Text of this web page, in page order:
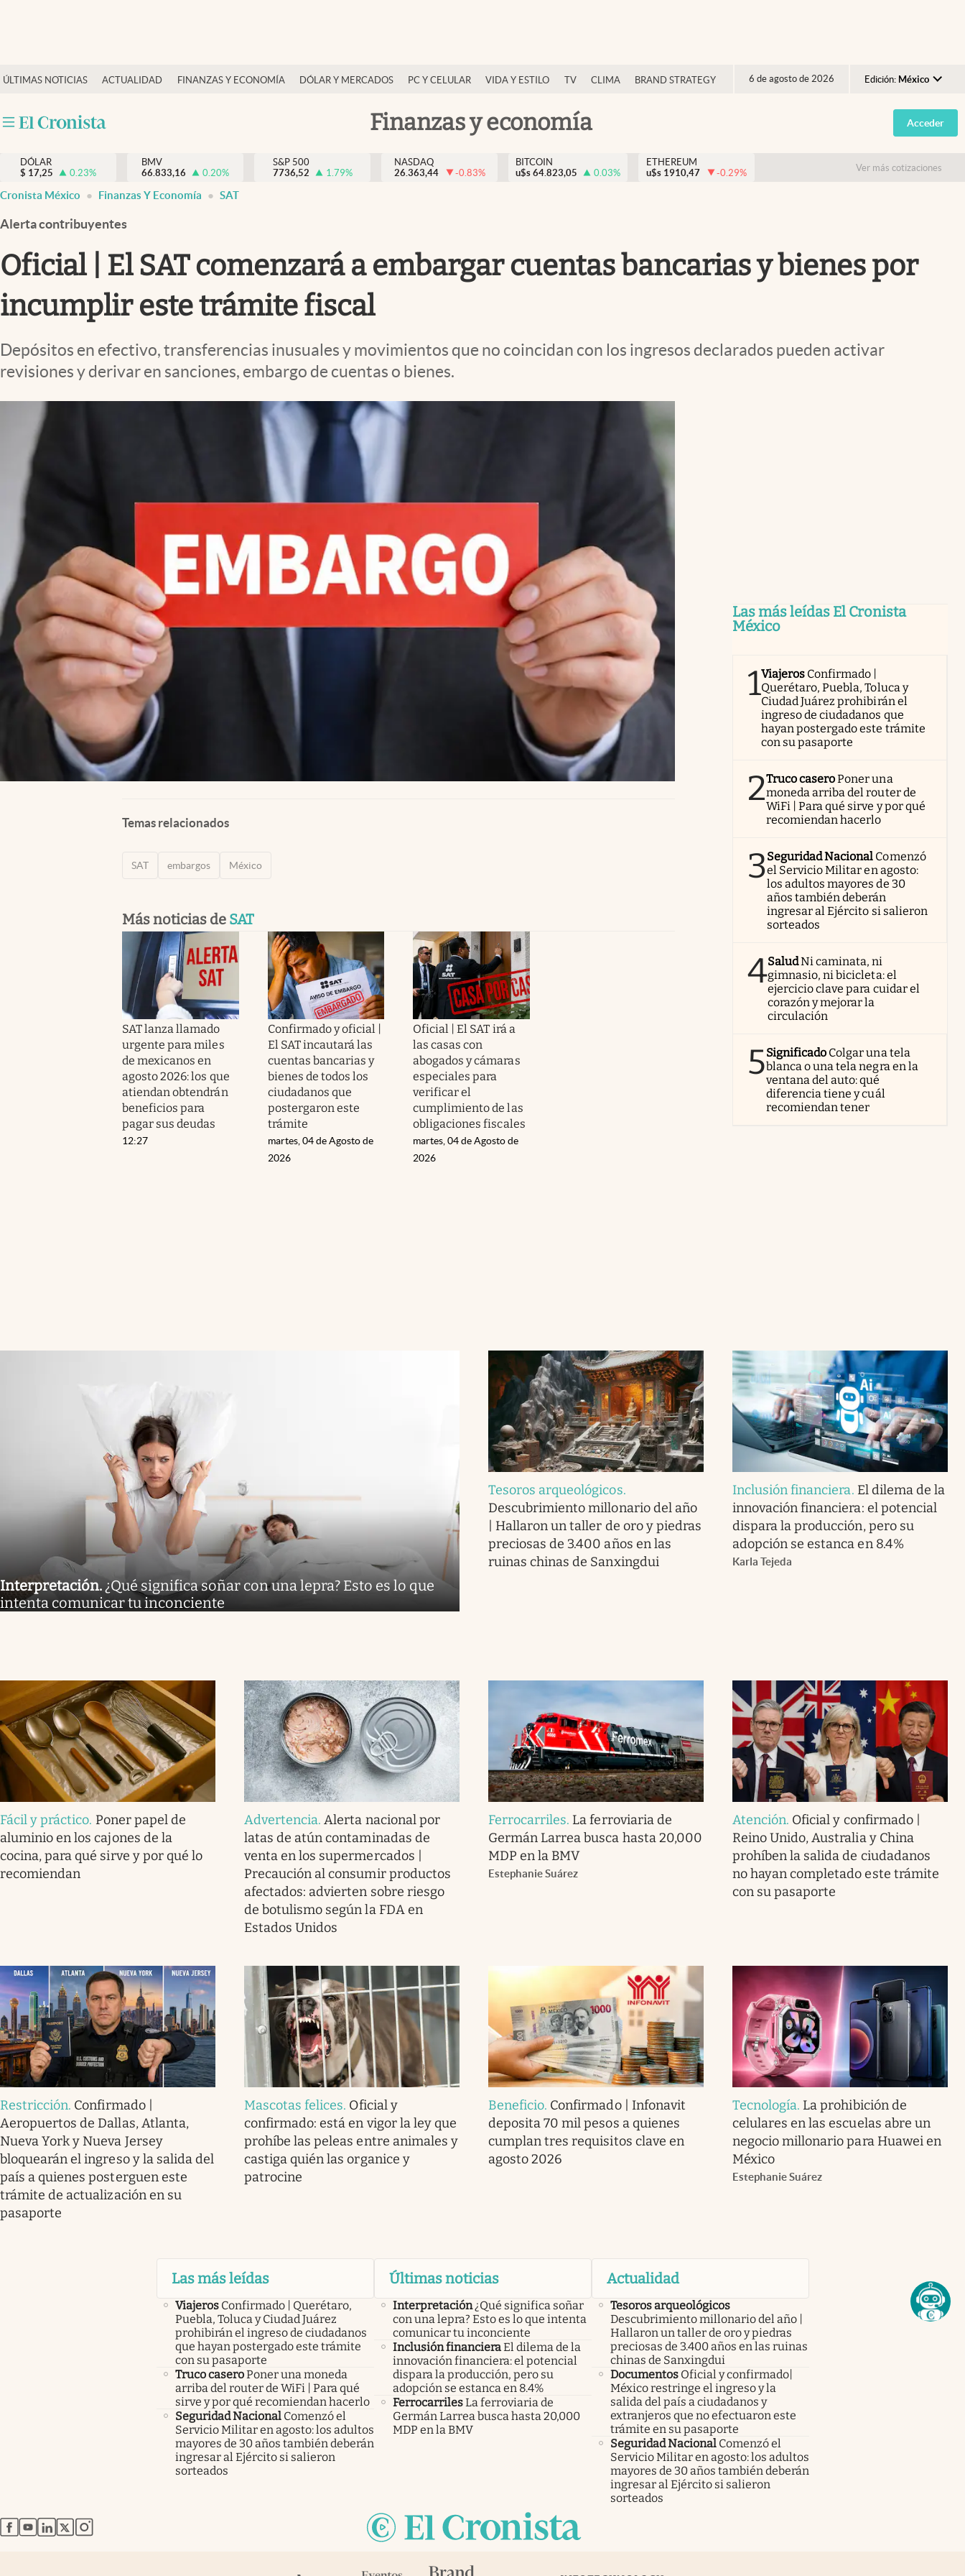
ÚLTIMAS NOTICIAS ACTUALIDAD FINANZAS Y ECONOMÍA DÓLAR Y MERCADOS PC Y CELULAR VIDA Y ESTILO TV CLIMA BRAND STRATEGY 6 de agosto de 2026 Edición: México
Argentina
España
USA
Finanzas y economía
Actualidad
Internacionales
Opinión
Brand Strategy
Vida y estilo
Tv
Espiritualidad
Acceder
DÓLAR
$ 17,25 0.23%
BMV
66.833,16
0.20%
S&P 500
7736,52
1.79%
NASDAQ
26.363,44
-0.83%
BITCOIN
u$s 64.823,05 0.03%
ETHEREUM
u$s 1910,47 -0.29% Ver más cotizaciones
Cronista México Finanzas Y Economía SAT
Alerta contribuyentes
Oficial | El SAT comenzará a embargar cuentas bancarias y bienes por
incumplir este trámite fiscal
Depósitos en efectivo, transferencias inusuales y movimientos que no coincidan con los ingresos declarados pueden activar
revisiones y derivar en sanciones, embargo de cuentas o bienes.
Temas relacionados
SAT embargos México
Más noticias de SAT
SAT lanza llamado
urgente para miles
de mexicanos en
agosto 2026: los que
atiendan obtendrán
beneficios para
pagar sus deudas
12:27
Confirmado y oficial |
El SAT incautará las
cuentas bancarias y
bienes de todos los
ciudadanos que
postergaron este
trámite
martes, 04 de Agosto de
2026
Oficial | El SAT irá a
las casas con
abogados y cámaras
especiales para
verificar el
cumplimiento de las
obligaciones fiscales
martes, 04 de Agosto de
2026
Las más leídas El Cronista
México
1Viajeros Confirmado |
Querétaro, Puebla, Toluca y
Ciudad Juárez prohibirán el
ingreso de ciudadanos que
hayan postergado este trámite
con su pasaporte
2Truco caseroPoner una
moneda arriba del router de
WiFi | Para qué sirve y por qué
recomiendan hacerlo
3Seguridad Nacional Comenzó
el Servicio Militar en agosto:
los adultos mayores de 30
años también deberán
ingresar al Ejército si salieron
sorteados
4SaludNi caminata, ni
gimnasio, ni bicicleta: el
ejercicio clave para cuidar el
corazón y mejorar la
circulación
5Significado Colgar una tela
blanca o una tela negra en la
ventana del auto: qué
diferencia tiene y cuál
recomiendan tener
Interpretación. ¿Qué significa soñar con una lepra? Esto es lo que
intenta comunicar tu inconciente
Tesoros arqueológicos.
Descubrimiento millonario del año
| Hallaron un taller de oro y piedras
preciosas de 3.400 años en las
ruinas chinas de Sanxingdui
Inclusión financiera. El dilema de la
innovación financiera: el potencial
dispara la producción, pero su
adopción se estanca en 8.4%
Karla Tejeda
Fácil y práctico. Poner papel de
aluminio en los cajones de la
cocina, para qué sirve y por qué lo
recomiendan
Advertencia.Alerta nacional por
latas de atún contaminadas de
venta en los supermercados |
Precaución al consumir productos
afectados: advierten sobre riesgo
de botulismo según la FDA en
Estados Unidos
Ferrocarriles. La ferroviaria de
Germán Larrea busca hasta 20,000
MDP en la BMV
Estephanie Suárez
Atención. Oficial y confirmado |
Reino Unido, Australia y China
prohíben la salida de ciudadanos
no hayan completado este trámite
con su pasaporte
Restricción. Confirmado |
Aeropuertos de Dallas, Atlanta,
Nueva York y Nueva Jersey
bloquearán el ingreso y la salida del
país a quienes posterguen este
trámite de actualización en su
pasaporte
Mascotas felices. Oficial y
confirmado: está en vigor la ley que
prohíbe las peleas entre animales y
castiga quién las organice y
patrocine
Beneficio. Confirmado | Infonavit
deposita 70 mil pesos a quienes
cumplan tres requisitos clave en
agosto 2026
Tecnología. La prohibición de
celulares en las escuelas abre un
negocio millonario para Huawei en
México
Estephanie Suárez
Las más leídas
Viajeros Confirmado | Querétaro,
Puebla, Toluca y Ciudad Juárez
prohibirán el ingreso de ciudadanos
que hayan postergado este trámite
con su pasaporte
Truco caseroPoner una moneda
arriba del router de WiFi | Para qué
sirve y por qué recomiendan hacerlo
Seguridad Nacional Comenzó el
Servicio Militar en agosto: los adultos
mayores de 30 años también deberán
ingresar al Ejército si salieron
sorteados
Últimas noticias
Interpretación ¿Qué significa soñar
con una lepra? Esto es lo que intenta
comunicar tu inconciente
Inclusión financieraEl dilema de la
innovación financiera: el potencial
dispara la producción, pero su
adopción se estanca en 8.4%
FerrocarrilesLa ferroviaria de
Germán Larrea busca hasta 20,000
MDP en la BMV
Actualidad
Tesoros arqueológicos
Descubrimiento millonario del año |
Hallaron un taller de oro y piedras
preciosas de 3.400 años en las ruinas
chinas de Sanxingdui
Documentos Oficial y confirmado|
México restringe el ingreso y la
salida del país a ciudadanos y
extranjeros que no efectuaron este
trámite en su pasaporte
Seguridad Nacional Comenzó el
Servicio Militar en agosto: los adultos
mayores de 30 años también deberán
ingresar al Ejército si salieron
sorteados
abre en nueva pestaña
abre en nueva pestaña
abre en nueva pestaña
abre en nueva pestaña
abre en nueva pestaña